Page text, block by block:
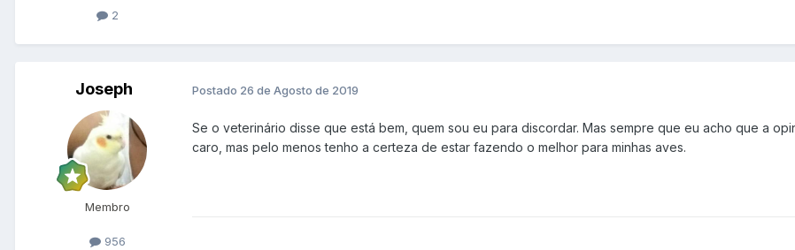
2
Joseph
Membro
956
Postado 26 de Agosto de 2019
Se o veterinário disse que está bem, quem sou eu para discordar. Mas sempre que eu acho que a
caro, mas pelo menos tenho a certeza de estar fazendo o melhor para minhas aves.